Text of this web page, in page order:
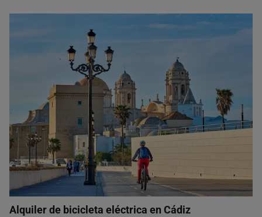
Alquiler de bicicleta eléctrica en Cádiz